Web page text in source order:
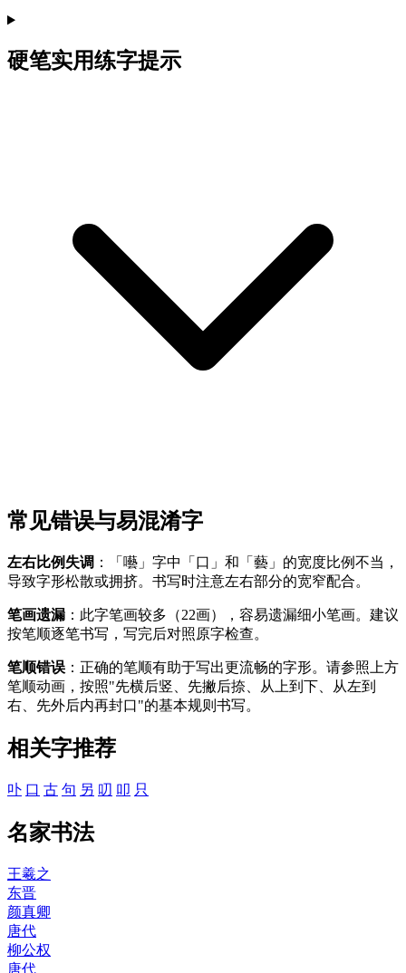
硬笔实用练字提示
常见错误与易混淆字
左右比例失调 ：「囈」字中「口」和「藝」的宽度比例不当，
导致字形松散或拥挤。书写时注意左右部分的宽窄配合。
笔画遗漏 ：此字笔画较多（22画），容易遗漏细小笔画。建议
按笔顺逐笔书写，写完后对照原字检查。
笔顺错误 ：正确的笔顺有助于写出更流畅的字形。请参照上方
笔顺动画，按照"先横后竖、先撇后捺、从上到下、从左到
右、先外后内再封口"的基本规则书写。
相关字推荐
卟 口 古 句 另 叨 叩 只
名家书法
王羲之
东晋
颜真卿
唐代
柳公权
唐代